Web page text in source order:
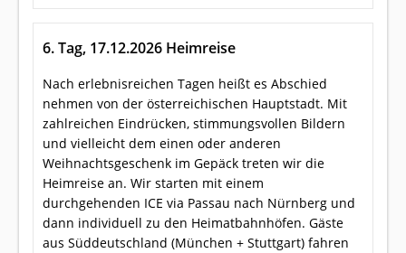
6. Tag, 17.12.2026 Heimreise
Nach erlebnisreichen Tagen heißt es Abschied
nehmen von der österreichischen Hauptstadt. Mit
zahlreichen Eindrücken, stimmungsvollen Bildern
und vielleicht dem einen oder anderen
Weihnachtsgeschenk im Gepäck treten wir die
Heimreise an. Wir starten mit einem
durchgehenden ICE via Passau nach Nürnberg und
dann individuell zu den Heimatbahnhöfen. Gäste
aus Süddeutschland (München + Stuttgart) fahren